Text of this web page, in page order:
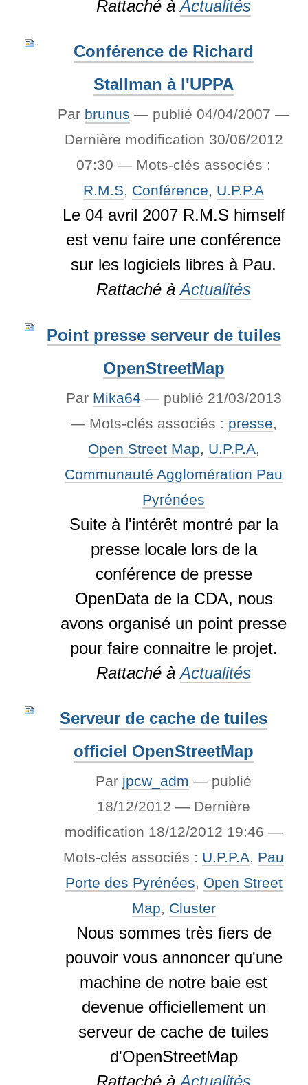
Rattaché à Actualités
Conférence de Richard
Stallman à l'UPPA
Par brunus — publié 04/04/2007—
Dernière modification 30/06/2012
07:30— Mots-clés associés :
R.M.S, Conférence, U.P.P.A
Le 04 avril 2007 R.M.S himself
est venu faire une conférence
sur les logiciels libres à Pau.
Rattaché à Actualités
Point presse serveur de tuiles
OpenStreetMap
Par Mika64 — publié 21/03/2013
— Mots-clés associés : presse,
Open Street Map, U.P.P.A,
Communauté Agglomération Pau
Pyrénées
Suite à l'intérêt montré par la
presse locale lors de la
conférence de presse
OpenData de la CDA, nous
avons organisé un point presse
pour faire connaitre le projet.
Rattaché à Actualités
Serveur de cache de tuiles
officiel OpenStreetMap
Par jpcw_adm — publié
18/12/2012— Dernière
modification 18/12/2012 19:46—
Mots-clés associés : U.P.P.A, Pau
Porte des Pyrénées, Open Street
Map, Cluster
Nous sommes très fiers de
pouvoir vous annoncer qu'une
machine de notre baie est
devenue officiellement un
serveur de cache de tuiles
d'OpenStreetMap